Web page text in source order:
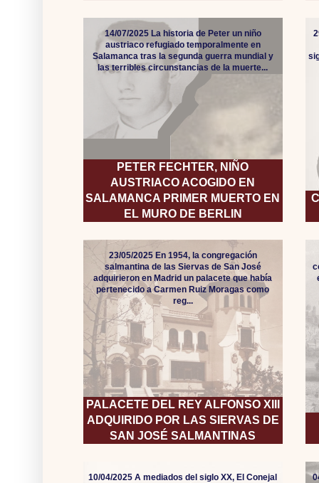
PETER FECHTER, NIÑO
AUSTRIACO ACOGIDO EN
SALAMANCA PRIMER MUERTO EN
EL MURO DE BERLIN
14/07/2025 La historia de Peter un niño
austriaco refugiado temporalmente en
Salamanca tras la segunda guerra mundial y
las terribles circunstancias de la muerte...
PALACETE DEL REY ALFONSO XIII
ADQUIRIDO POR LAS SIERVAS DE
SAN JOSÉ SALMANTINAS
23/05/2025 En 1954, la congregación
salmantina de las Siervas de San José
adquirieron en Madrid un palacete que había
pertenecido a Carmen Ruiz Moragas como
reg...
10/04/2025 A mediados del siglo XX, El Conejal